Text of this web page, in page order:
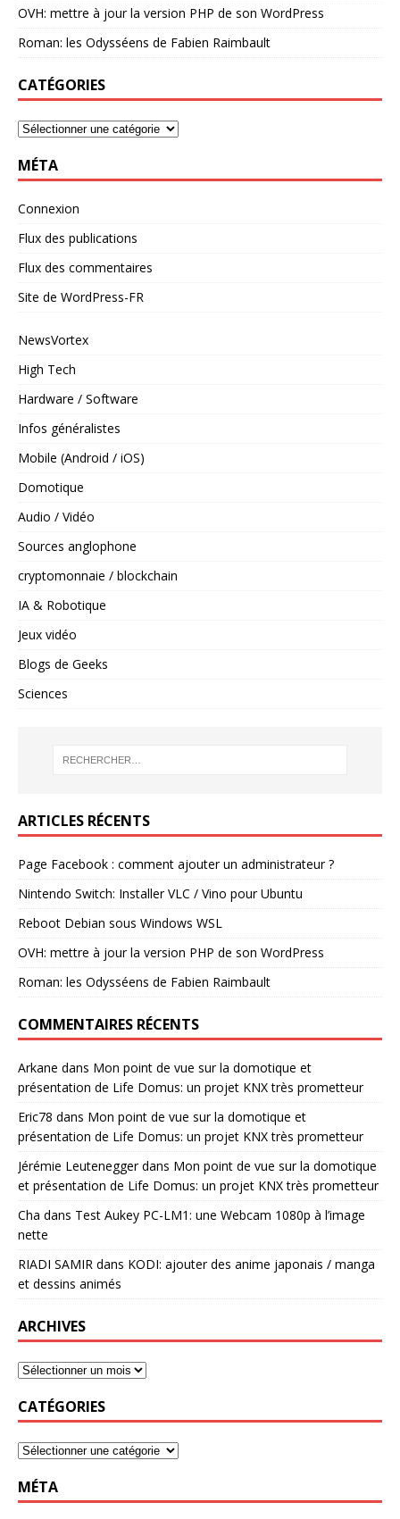
OVH: mettre à jour la version PHP de son WordPress
Roman: les Odysséens de Fabien Raimbault
CATÉGORIES
MÉTA
Connexion
Flux des publications
Flux des commentaires
Site de WordPress-FR
NewsVortex
High Tech
Hardware / Software
Infos généralistes
Mobile (Android / iOS)
Domotique
Audio / Vidéo
Sources anglophone
cryptomonnaie / blockchain
IA & Robotique
Jeux vidéo
Blogs de Geeks
Sciences
ARTICLES RÉCENTS
Page Facebook : comment ajouter un administrateur ?
Nintendo Switch: Installer VLC / Vino pour Ubuntu
Reboot Debian sous Windows WSL
OVH: mettre à jour la version PHP de son WordPress
Roman: les Odysséens de Fabien Raimbault
COMMENTAIRES RÉCENTS
Arkane dans Mon point de vue sur la domotique et
présentation de Life Domus: un projet KNX très prometteur
Eric78 dans Mon point de vue sur la domotique et
présentation de Life Domus: un projet KNX très prometteur
Jérémie Leuteneggerdans Mon point de vue sur la domotique
et présentation de Life Domus: un projet KNX très prometteur
Cha dans Test Aukey PC-LM1: une Webcam 1080p à l’image
nette
RIADI SAMIR dans KODI: ajouter des anime japonais / manga
et dessins animés
ARCHIVES
CATÉGORIES
MÉTA